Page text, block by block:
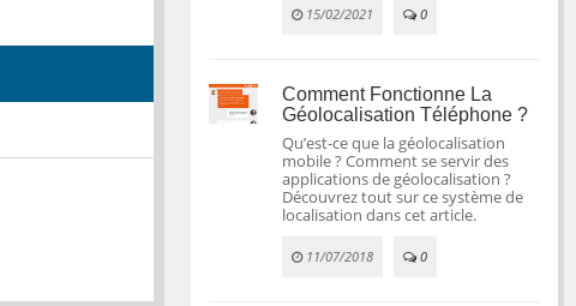
15/02/2021 0
Comment Fonctionne La
Géolocalisation Téléphone ?
Qu’est-ce que la géolocalisation
mobile ? Comment se servir des
applications de géolocalisation ?
Découvrez tout sur ce système de
localisation dans cet article.
11/07/2018 0